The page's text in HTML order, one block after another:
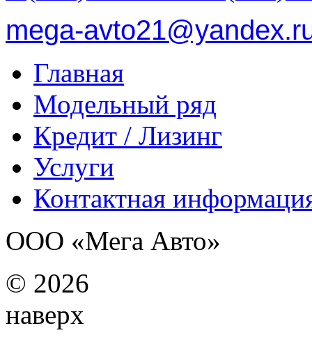
mega-
Главная
Модельный ряд
Кредит / Лизинг
Услуги
Контактная
ООО «Мега Авто»
© 2026
наверх